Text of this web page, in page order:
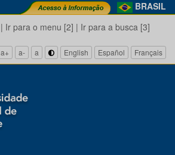
BRASIL
| Ir para o menu [2] | Ir para a busca [3]
a+ a- a English Español Français